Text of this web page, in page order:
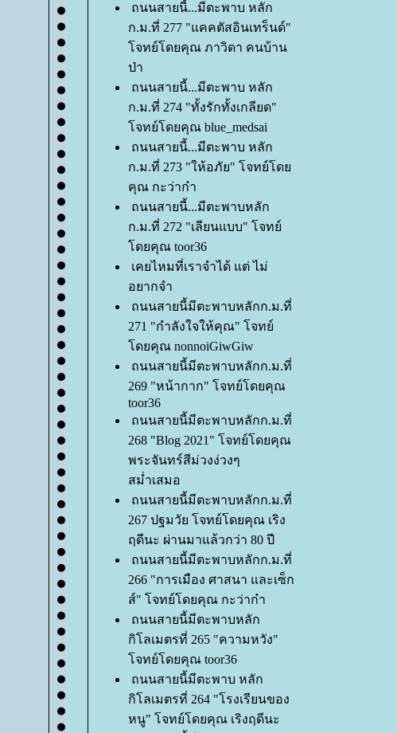
ถนนสายนี้...มีตะพาบ หลัก
ก.ม.ที่ 277 "แคคตัสอินเทร็นด์"
จทย์โดยคุณ ภาวิดา คนบ้าน
ป่า
ถนนสายนี้...มีตะพาบ หลัก
ก.ม.ที่ 274 "ทั้งรักทั้งเกลียด"
จทย์โดยคุณ blue_medsai
ถนนสายนี้...มีตะพาบ หลัก
ก.ม.ที่ 273 "ให้อภัย" โจทย์โด
คุณ กะว่าก๋า
ถนนสายนี้...มีตะพาบหลัก
ก.ม.ที่ 272 "เลียนแบบ" โจทย์
ดยคุณ toor36
เคยไหมที่เราจำได้ แต่ ไม่
อยากจำ
ถนนสายนี้มีตะพาบหลักก.ม.ที่
271 "กำลังใจให้คุณ" โจทย์
ดยคุณ nonnoiGiwGiw
ถนนสายนี้มีตะพาบหลักก.ม.ที่
269 "หน้ากาก" โจทย์โดยคุณ
toor36
ถนนสายนี้มีตะพาบหลักก.ม.ที่
268 "Blog 2021" โจทย์โดยคุณ
พระจันทร์สีม่วงง่วงๆ
สม่ำเสมอ
ถนนสายนี้มีตะพาบหลักก.ม.ที่
267 ปฐมวัย โจทย์โดยคุณ เริง
ฤดีนะ ผ่านมาแล้วกว่า 80 ปี
ถนนสายนี้มีตะพาบหลักก.ม.ที่
266 "การเมือง ศาสนา และเซ็ก
ส์" โจทย์โดยคุณ กะว่าก๋า
ถนนสายนี้มีตะพาบหลัก
กิโลเมตรที่ 265 "ความหวัง"
จทย์โดยคุณ toor36
ถนนสายนี้มีตะพาบ หลัก
กิโลเมตรที่ 264 "โรงเรียนของ
หนู" โจทย์โดยคุณ เริงฤดีนะ